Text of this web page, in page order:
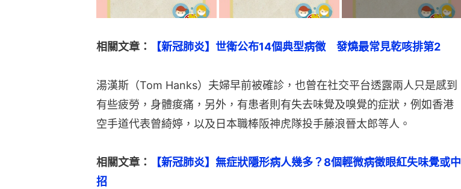
相關文章： 【新冠肺炎】世衛公布14個典型病徵　發燒最常見乾咳排第2
湯漢斯（Tom Hanks）夫婦早前被確診，也曾在社交平台透露兩人只是感到
有些疲勞，身體痠痛，另外，有患者則有失去味覺及嗅覺的症狀，例如香港
空手道代表曾綺婷，以及日本職棒阪神虎隊投手藤浪晉太郎等人。
相關文章：
【新冠肺炎】無症狀隱形病人幾多？8個輕微病徵眼紅失味覺或中
招